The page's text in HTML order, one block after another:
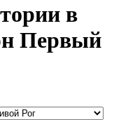
в
Первый